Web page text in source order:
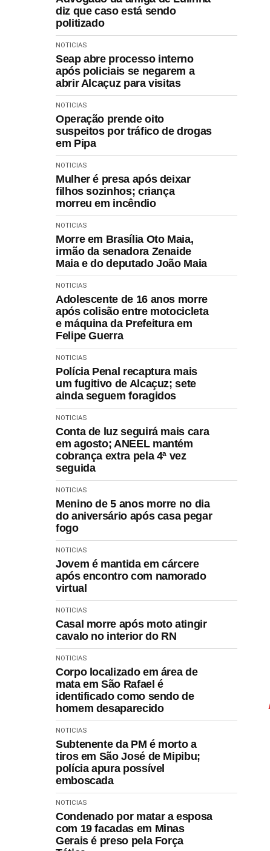
diz que caso está sendo
politizado
NOTICIAS
Seap abre processo interno
após policiais se negarem a
abrir Alcaçuz para visitas
NOTICIAS
Operação prende oito
suspeitos por tráfico de drogas
em Pipa
NOTICIAS
Mulher é presa após deixar
filhos sozinhos; criança
morreu em incêndio
NOTICIAS
Morre em Brasília Oto Maia,
irmão da senadora Zenaide
Maia e do deputado João Maia
NOTICIAS
Adolescente de 16 anos morre
após colisão entre motocicleta
e máquina da Prefeitura em
Felipe Guerra
NOTICIAS
Polícia Penal recaptura mais
um fugitivo de Alcaçuz; sete
ainda seguem foragidos
NOTICIAS
Conta de luz seguirá mais cara
em agosto; ANEEL mantém
cobrança extra pela 4ª vez
seguida
NOTICIAS
Menino de 5 anos morre no dia
do aniversário após casa pegar
fogo
NOTICIAS
Jovem é mantida em cárcere
após encontro com namorado
virtual
NOTICIAS
Casal morre após moto atingir
cavalo no interior do RN
NOTICIAS
Corpo localizado em área de
mata em São Rafael é
identificado como sendo de
homem desaparecido
NOTICIAS
Subtenente da PM é morto a
tiros em São José de Mipibu;
polícia apura possível
emboscada
NOTICIAS
Condenado por matar a esposa
com 19 facadas em Minas
Gerais é preso pela Força